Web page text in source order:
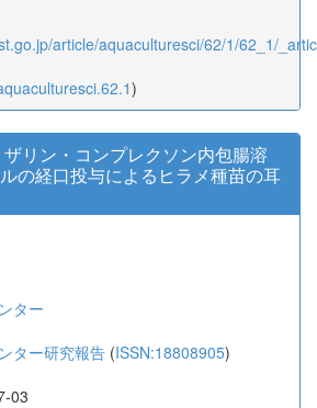
article/aquaculturesci/62/1/62_1/
)
ザリン・コンプレクソン内包腸溶
の経口投与によるヒラメ種苗の耳
ター
ター研究報告 (ISSN:18808905)
03